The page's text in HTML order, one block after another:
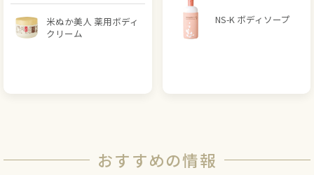
米ぬか美人 薬用ボディ
クリーム
NS-K ボディソープ
おすすめの情報